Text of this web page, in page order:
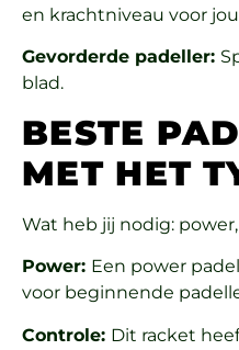
en krachtniveau voor
Gevorderde padeller:
blad.
BESTE
MET HET
Wat heb jij nodig:
Power: Een power
voor beginnende
Controle: Dit racket